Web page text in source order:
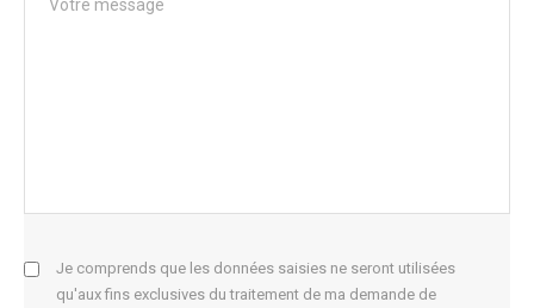
Je comprends que les données saisies ne seront utilisées
qu'aux fins exclusives du traitement de ma demande de